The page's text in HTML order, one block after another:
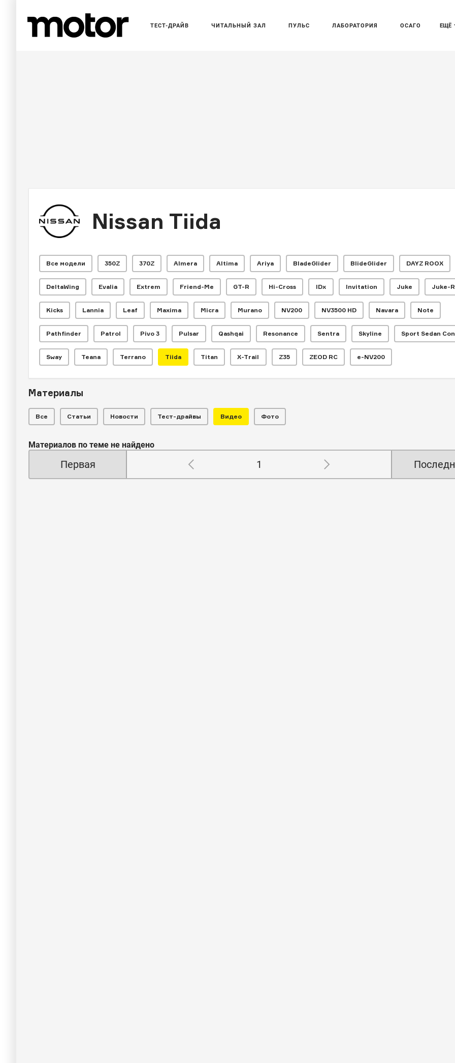
ЕЩЁ
ТЕСТ-ДРАЙВ ЧИТАЛЬНЫЙ ЗАЛ ПУЛЬС ЛАБОРАТОРИЯ ОСАГО
Nissan Tiida
Все модели 350Z 370Z Almera Altima Ariya BladeGlider BlideGlider DAYZ ROOX
DeltaWing Evalia Extrem Friend-Me GT-R Hi-Cross IDx Invitation Juke Juke-R
Kicks Lannia Leaf Maxima Micra Murano NV200 NV3500 HD Navara Note
Pathfinder Patrol Pivo 3 Pulsar Qashqai Resonance Sentra Skyline Sport Sedan
Sway Teana Terrano Tiida Titan X-Trail Z35 ZEOD RC e-NV200
Материалы
Все Статьи Новости Тест-драйвы Видео Фото
Материалов по теме не найдено
Первая 1